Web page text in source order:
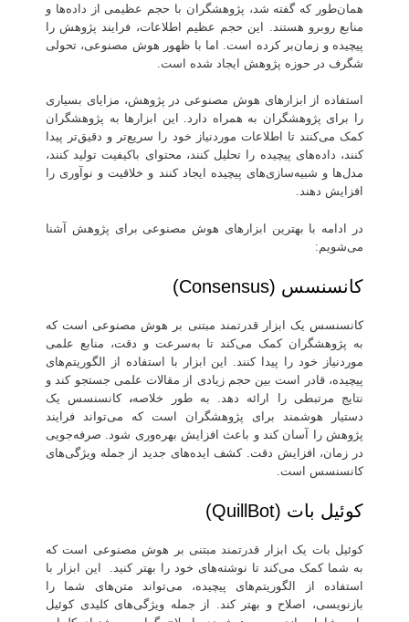
همان‌طور که گفته شد، پژوهشگران با حجم عظیمی از داده‌ها و
منابع روبرو هستند. این حجم عظیم اطلاعات، فرایند پژوهش را
پیچیده و زمان‌بر کرده است. اما با ظهور هوش مصنوعی، تحولی
شگرف در حوزه پژوهش ایجاد شده است.
استفاده از ابزارهای هوش مصنوعی در پژوهش، مزایای بسیاری
را برای پژوهشگران به همراه دارد. این ابزارها به پژوهشگران
کمک می‌کنند تا اطلاعات موردنیاز خود را سریع‌تر و دقیق‌تر پیدا
کنند، داده‌های پیچیده را تحلیل کنند، محتوای باکیفیت تولید کنند،
مدل‌ها و شبیه‌سازی‌های پیچیده ایجاد کنند و خلاقیت و نوآوری را
افزایش دهند.
در ادامه با بهترین ابزارهای هوش مصنوعی برای پژوهش آشنا
می‌شویم:
کانسنسس (Consensus)
کانسنسس یک ابزار قدرتمند مبتنی بر هوش مصنوعی است که
به پژوهشگران کمک می‌کند تا به‌سرعت و دقت، منابع علمی
موردنیاز خود را پیدا کنند. این ابزار با استفاده از الگوریتم‌های
پیچیده، قادر است بین حجم زیادی از مقالات علمی جستجو کند و
نتایج مرتبطی را ارائه دهد. به طور خلاصه، کانسنسس یک
دستیار هوشمند برای پژوهشگران است که می‌تواند فرایند
پژوهش را آسان کند و باعث افزایش بهره‌وری شود. صرفه‌جویی
در زمان، افزایش دقت. کشف ایده‌های جدید از جمله ویژگی‌های
کانسنسس است.
کوئیل بات (QuillBot)
کوئیل بات یک ابزار قدرتمند مبتنی بر هوش مصنوعی است که
به شما کمک می‌کند تا نوشته‌های خود را بهتر کنید. این ابزار با
استفاده از الگوریتم‌های پیچیده، می‌تواند متن‌های شما را
بازنویسی، اصلاح و بهتر کند. از جمله ویژگی‌های کلیدی کوئیل